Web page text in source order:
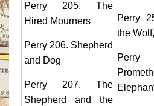
Perry 205. The
Hired Mourners
Perry 206. Shepherd
and Dog
Perry 207. The
Shepherd and the
Perry
the
Perry